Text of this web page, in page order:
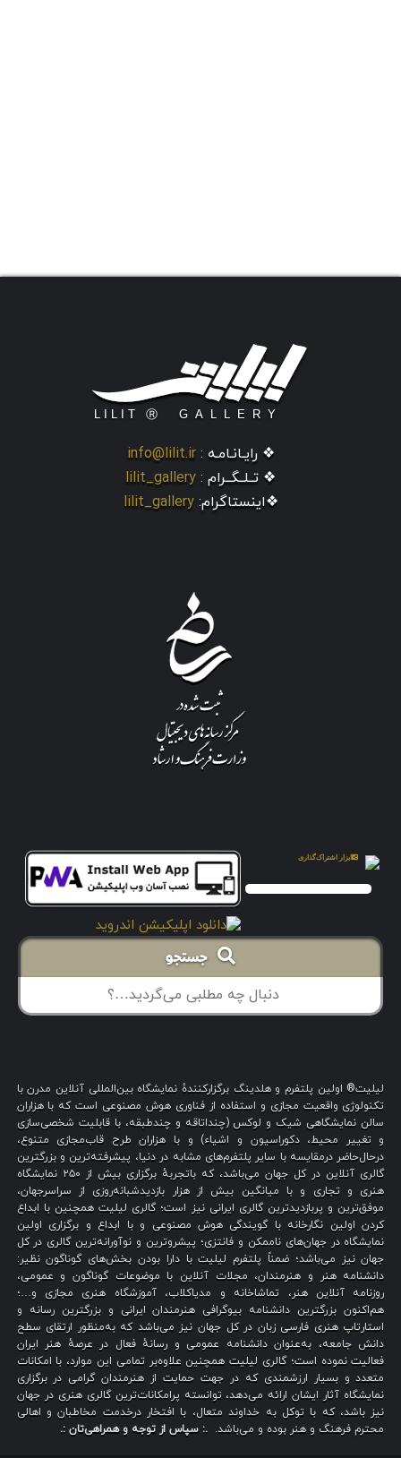
❖ رایـانـامـه : info@lilit.ir
❖ تــلــگــرام : lilit_gallery
❖اینستاگرام: lilit_gallery
جستجو
لیلیت® اولین پلتفرم و هلدینگ برگزارکنندهٔ نمایشگاه بین‌المللی آنلاین مدرن با
تکنولوژی واقعیت مجازی و استفاده از فناوری هوش مصنوعی است که با هزاران
سالن نمایشگاهی شیک و لوکس (چنداتاقه و چندطبقه، با قابلیت شخصی‌سازی
و تغییر محیط، دکوراسیون و اشیاء) و با هزاران طرح قاب‌مجازی متنوع،
درحال‌حاضر درمقایسه با سایر پلتفرم‌های مشابه در دنیا، پیشرفته‌ترین و بزرگترین
گالری آنلاین در کل جهان می‌باشد، که باتجربهٔ برگزاری بیش از ۲۵۰ نمایشگاه
هنری و تجاری و با میانگین بیش از هزار بازدیدشبانه‌روزی از سراسرجهان،
موفق‌ترین و پربازدیدترین گالری ایرانی نیز است؛ گالری لیلیت همچنین با ابداع
کردن اولین نگارخانه با گویندگی هوش مصنوعی و با ابداع و برگزاری اولین
نمایشگاه در جهان‌های ناممکن و فانتزی؛ پیشروترین و نوآورانه‌ترین گالری در کل
جهان نیز می‌باشد؛ ضمناً پلتفرم لیلیت با دارا بودن بخش‌های گوناگون نظیر:
دانشنامه هنر و هنرمندان، مجلات آنلاین با موضوعات گوناگون و عمومی،
روزنامه آنلاین هنر، تماشاخانه و مدیاکلاب، آموزشگاه هنری مجازی و…؛
هم‌اکنون بزرگترین دانشنامه بیوگرافی هنرمندان ایرانی و بزرگترین رسانه و
استارتاپ هنری فارسی زبان در کل جهان نیز می‌باشد که به‌منظور ارتقای سطح
دانش جامعه، به‌عنوان دانشنامه عمومی و رسانهٔ فعال در عرصهٔ هنر ایران
فعالیت نموده است؛ گالری لیلیت همچنین علاوه‌بر تمامی این موارد، با امکانات
متعدد و بسیار ارزشمندی که در جهت حمایت از هنرمندان گرامی در برگزاری
نمایشگاه آثار ایشان ارائه می‌دهد، توانسته پرامکانات‌ترین گالری هنری در جهان
نیز باشد، که با توکل به خداوند متعال، با افتخار درخدمت مخاطبان و اهالی
محترم فرهنگ و هنر بوده و می‌باشد. .: سپاس از توجه و همراهی‌تان :.